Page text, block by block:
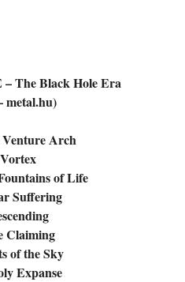
The Black Hole Era
metal.hu)
Venture Arch
of Life
Suffering
Claiming
of the Sky
Expanse